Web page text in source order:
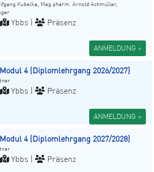
Kubelka, Mag.pharm. Arnold Achmüller,
Ybbs |
Präsenz
ANMELDUNG »
4 (Diplomlehrgang 2026/2027)
Ybbs |
Präsenz
ANMELDUNG »
4 (Diplomlehrgang 2027/2028)
Ybbs |
Präsenz